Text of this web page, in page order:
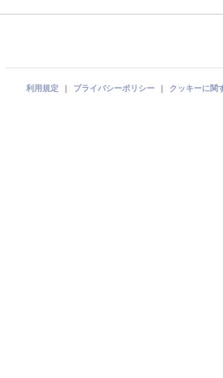
利用規定 ｜ プライバシーポリシー ｜ クッキーに関